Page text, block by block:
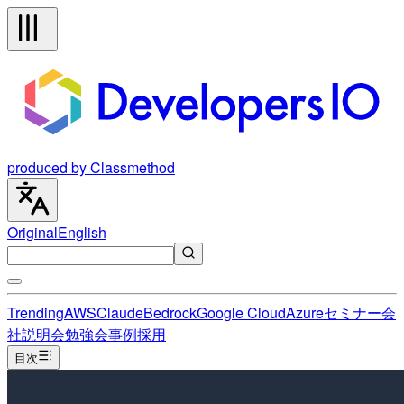
produced by Classmethod
OriginalEnglish
TrendingAWSClaudeBedrockGoogle CloudAzureセミナー会
社説明会勉強会事例採用
目次